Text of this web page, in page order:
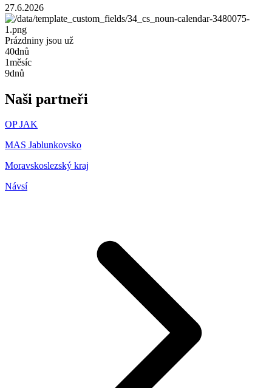
27.6.2026
Prázdniny jsou už
40dnů
1měsíc
9dnů
Naši partneři
OP JAK
MAS Jablunkovsko
Moravskoslezský kraj
Návsí